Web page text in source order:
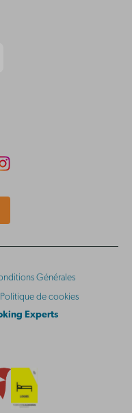
Générales
Politique de cookies
Experts